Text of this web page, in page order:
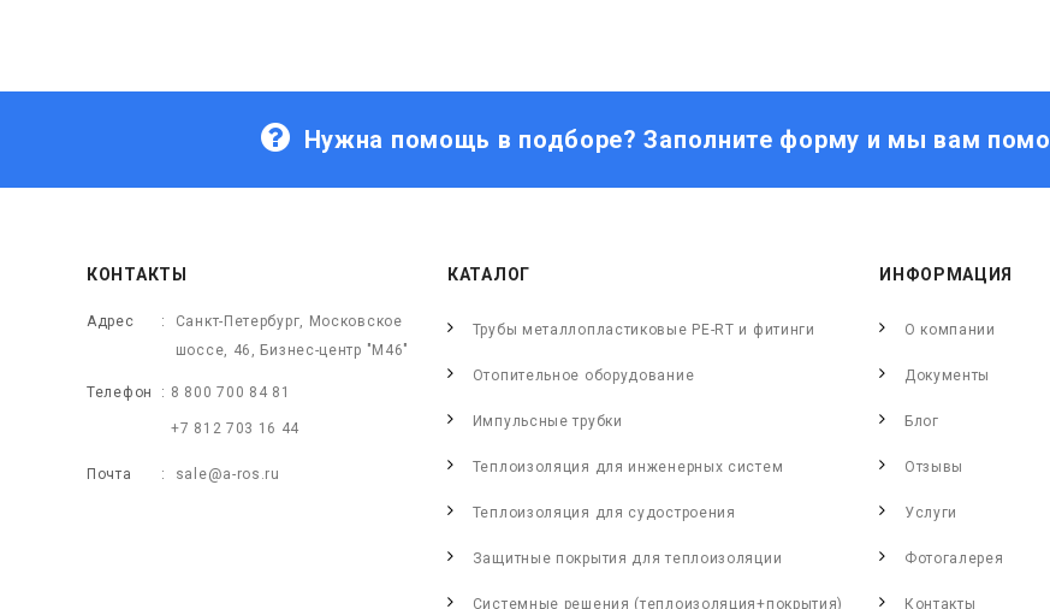
Нужна помощь в подборе? Заполните форму и мы вам
КОНТАКТЫ
Адрес
Санкт-Петербург, Московское
шоссе, 46, Бизнес-центр "М46"
Телефон 8 800 700 84 81
+7 812 703 16 44
Почта sale@a-ros.ru
КАТАЛОГ
Трубы металлопластиковые PE-RT и фитинги
Отопительное оборудование
Импульсные трубки
Теплоизоляция для инженерных систем
Теплоизоляция для судостроения
Защитные покрытия для теплоизоляции
Системные решения (теплоизоляция+покрытия)
ИНФОРМАЦИЯ
О компании
Документы
Блог
Отзывы
Услуги
Фотогалерея
Контакты